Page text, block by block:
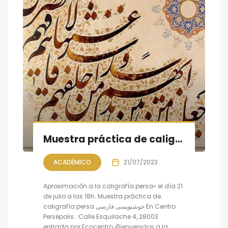
Muestra práctica de caligrafía persa
ACADÉMICO 21/07/2023
Aproximación a la caligrafía persa» el día 21
de julio a las 18h. Muestra práctica de
caligrafía persa خوشنویسی فارسی En Centro
Persépolis : Calle Esquilache 4, 28003